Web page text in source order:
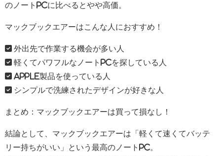
のノートPCに比べるとやや高価。
マックブックエアーはこんな人におすすめ！
✅ 外出先で作業する機会が多い人
✅ 軽くてパワフルなノートPCを探している人
✅ Apple製品を使っている人
✅ シンプルで洗練されたデザインが好きな人
まとめ：マックブックエアーは買って損なし！
結論として、マックブックエアーは「軽くて速くてバッテ
リー持ちがいい」という最高のノートPC。